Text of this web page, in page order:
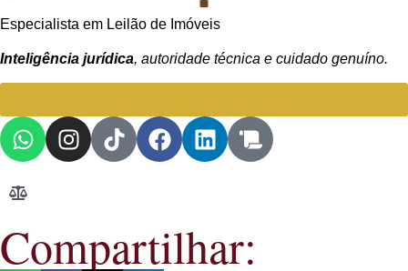
Especialista em Leilão de Imóveis
Inteligência jurídica, autoridade técnica e cuidado genuíno.
Compartilhar: